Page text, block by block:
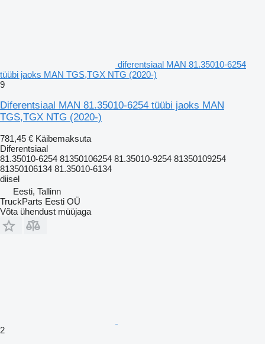
diferentsiaal MAN 81.35010-6254
tüübi jaoks MAN TGS,TGX NTG (2020-)
9
Diferentsiaal MAN 81.35010-6254 tüübi jaoks MAN
TGS,TGX NTG (2020-)
781,45 € Käibemaksuta
Diferentsiaal
81.35010-6254 81350106254 81.35010-9254 81350109254
81350106134 81.35010-6134
diisel
Eesti, Tallinn
TruckParts Eesti OÜ
Võta ühendust müüjaga
2